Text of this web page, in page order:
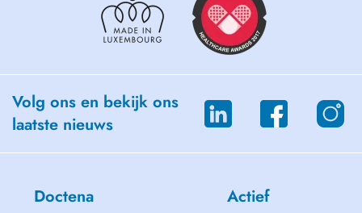
Volg ons en bekijk ons
laatste nieuws
Doctena Actief